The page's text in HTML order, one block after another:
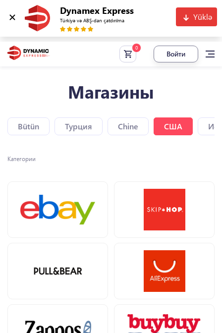
Dynamex Express
Türkiyə və ABŞ-dan çatdırılma Yüklə
Войти
Магазины
Bütün Турция Chine США
Категории